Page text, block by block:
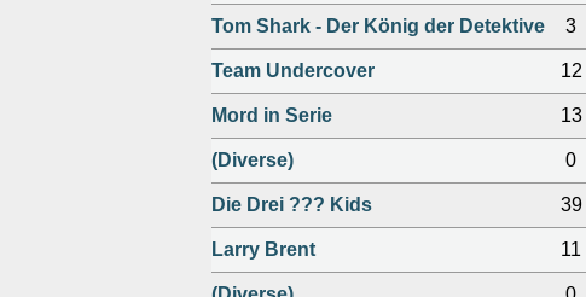
Tom Shark - Der König der Detektive 3
Team Undercover 12
Mord in Serie 13
(Diverse) 0
Die Drei ??? Kids 39
Larry Brent 11